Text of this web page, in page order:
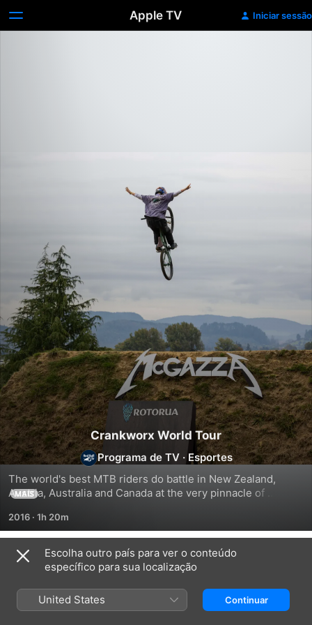
Apple TV Iniciar sessão
Crankworx World Tour
Programa de TV ·Esportes
The world's best MTB riders do battle in New Zealand,
Austria, Australia and Canada at the very pinnacle of
MAIS
2016 · 1h 20m
Temporada 3
Escolha outro país para ver o conteúdo
específico para sua localização
United States Continuar